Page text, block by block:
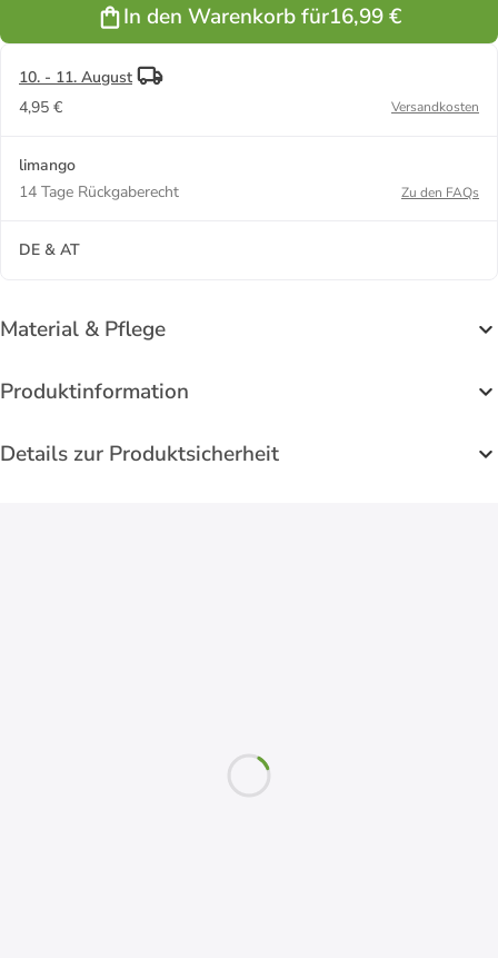
In den Warenkorb für16,99 €
10. - 11. August
4,95 €
Versandkosten
limango
14 Tage Rückgaberecht
Zu den FAQs
DE & AT
Material & Pflege
Produktinformation
Details zur Produktsicherheit